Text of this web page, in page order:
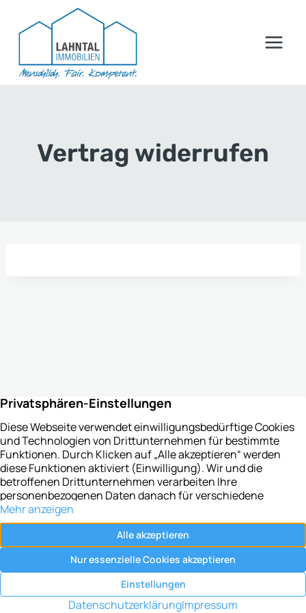
Inhalt
Vertrag widerrufen
Impressum—Datenschutz—AGB—Cookie-
Einstellungen— Vertrag widerrufen